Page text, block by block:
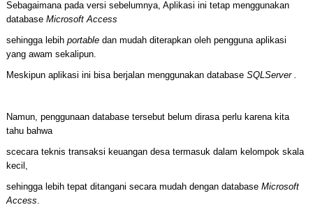
Sebagaimana pada versi sebelumnya, Aplikasi ini tetap menggunakan
database Microsoft Access
sehingga lebih portabledan mudah diterapkan oleh pengguna aplikasi
yang awam sekalipun.
Meskipun aplikasi ini bisa berjalan menggunakan database SQLServer .
Namun, penggunaan database tersebut belum dirasa perlu karena kita
tahu bahwa
scecara teknis transaksi keuangan desa termasuk dalam kelompok skala
kecil,
sehingga lebih tepat ditangani secara mudah dengan database Microsoft
Access.